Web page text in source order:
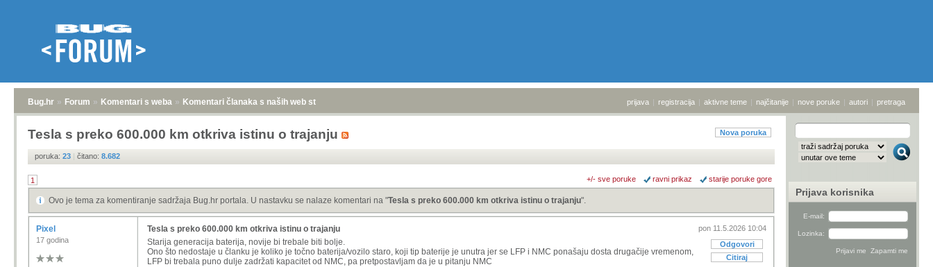
Bug.hr » Forum » Komentari s weba » Komentari članaka s naših web stranica prijava | registracija | aktivne teme | najčitanije | nove poruke | autori | pretraga
Nova poruka
Tesla s preko 600.000 km otkriva istinu o trajanju
poruka: 23 | čitano: 8.682
1 +/- sve poruke ravni prikaz starije poruke gore
Ovo je tema za komentiranje sadržaja Bug.hr portala. U nastavku se nalaze komentari na "Tesla s preko 600.000 km otkriva istinu o trajanju".
Pixel
17 godina
pon 11.5.2026 10:04
Odgovori
Citiraj
Tesla s preko 600.000 km otkriva istinu o trajanju
Starija generacija baterija, novije bi trebale biti bolje.
Ono što nedostaje u članku je koliko je točno baterija/vozilo staro, koji tip baterije je unutra jer se LFP i NMC ponašaju dosta drugačije vremenom,
LFP bi trebala puno dulje zadržati kapacitet od NMC, pa pretpostavljam da je u pitanju NMC
Prijava korisnika
E-mail:
Lozinka: